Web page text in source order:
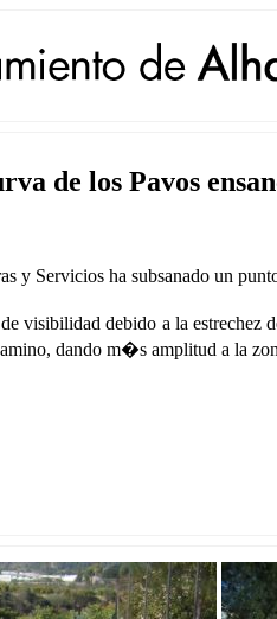
de los Pavos
Servicios ha subsanado un
debido a la estrechez
dando m�s amplitud a la